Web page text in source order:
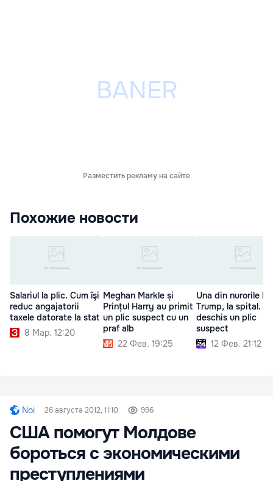
Разместить рекламу на сайте
Похожие новости
Salariul la plic. Cum îşi
reduc angajatorii
taxele datorate la stat
8 Мар. 12:20
Meghan Markle și
Prințul Harry au primit
un plic suspect cu un
praf alb
22 Фев. 19:25
Una din nurorile lui
Trump, la spital. A
deschis un plic
suspect
12 Фев. 21:12
Noi 26 августа 2012, 11:10 996
США помогут Молдове
бороться с экономическими
преступлениями